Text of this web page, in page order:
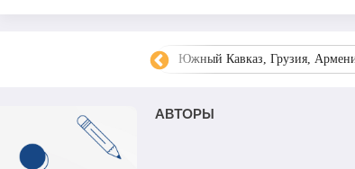
Южный Кавказ, Грузия,
AВТОРЫ